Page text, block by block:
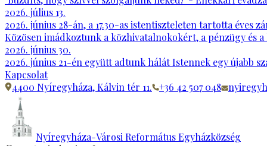
2026. július 13.
2026. június 28-án, a 17.30-as istentiszteleten tartotta
Közösen imádkoztunk a közhivatalnokokért, a pénzügy és
2026. június 30.
2026. június 21-én együtt adtunk hálát Istennek egy újabb
Kapcsolat
4400 Nyíregyháza, Kálvin tér 11.
+36 42 507 048
Nyíregyháza-Városi Református Egyházközség